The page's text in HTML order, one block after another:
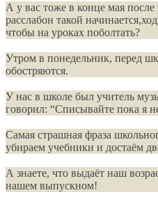
А у вас тоже в конце мая
расслабон такой
чтобы на уроках поболтать?
Утром в понедельник, перед
обостряются.
У нас в школе был учитель
говорил: “Списывайте пока я
Самая страшная фраза
убираем учебники и достаём
А знаете, что выдаёт наш
нашем выпускном!